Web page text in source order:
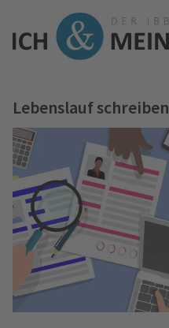
Lebenslauf schreiben